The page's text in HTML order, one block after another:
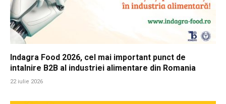
Indagra Food 2026, cel mai important punct de
intalnire B2B al industriei alimentare din Romania
22 iulie 2026